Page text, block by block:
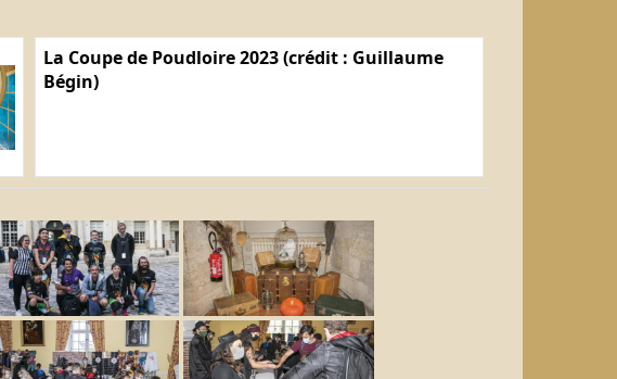
La Coupe de Poudloire 2023 (crédit : Guillaume
Bégin)